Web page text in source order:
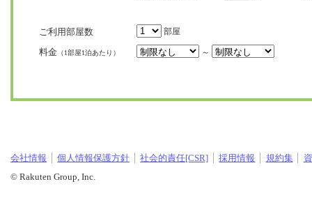
ご利用部屋数 部屋
料金 （1部屋1泊あたり） ～
会社情報 個人情報保護方針 社会的責任[CSR] 採用情報 規約集
© Rakuten Group, Inc.